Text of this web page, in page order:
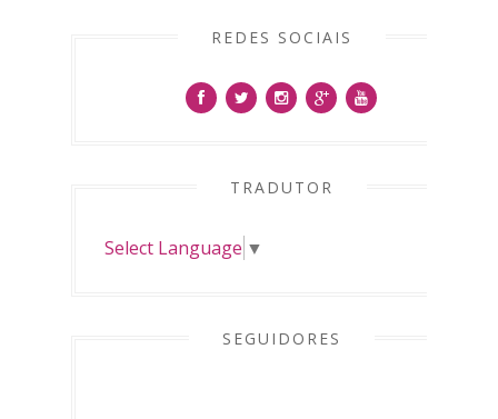
REDES SOCIAIS
TRADUTOR
Select Language ▼
SEGUIDORES